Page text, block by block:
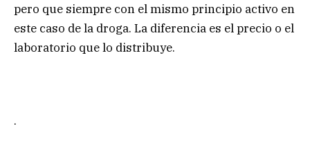
pero que siempre con el mismo principio activo en
este caso de la droga. La diferencia es el precio o el
laboratorio que lo distribuye.
.